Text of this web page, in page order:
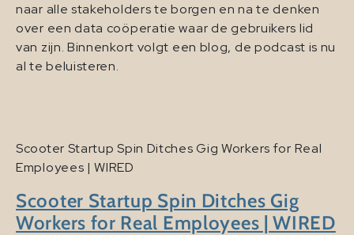
naar alle stakeholders te borgen en na te denken
over een data coöperatie waar de gebruikers lid
van zijn. Binnenkort volgt een blog, de podcast is nu
al te beluisteren.
Scooter Startup Spin Ditches Gig Workers for Real
Employees | WIRED
Scooter Startup Spin Ditches Gig
Workers for Real Employees | WIRED